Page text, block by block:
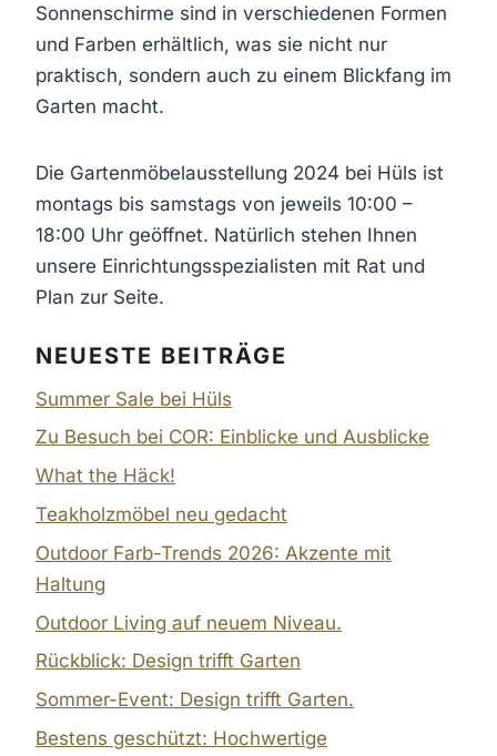
Sonnenschirme sind in verschiedenen Formen
und Farben erhältlich, was sie nicht nur
praktisch, sondern auch zu einem Blickfang im
Garten macht.
Die Gartenmöbelausstellung 2024 bei Hüls ist
montags bis samstags von jeweils 10:00 –
18:00 Uhr geöffnet. Natürlich stehen Ihnen
unsere Einrichtungsspezialisten mit Rat und
Plan zur Seite.
NEUESTE BEITRÄGE
Summer Sale bei Hüls
Zu Besuch bei COR: Einblicke und Ausblicke
What the Häck!
Teakholzmöbel neu gedacht
Outdoor Farb-Trends 2026: Akzente mit
Haltung
Outdoor Living auf neuem Niveau.
Rückblick: Design trifft Garten
Sommer-Event: Design trifft Garten.
Bestens geschützt: Hochwertige